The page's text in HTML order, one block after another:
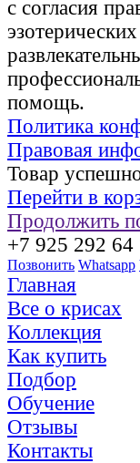
с согласия
помощь.
Политика
Правовая
Товар
Перейти в
Продолжить
+7 925 292 64
Позвонить Whatsapp
Главная
Все о крисах
Коллекция
Как купить
Подбор
Обучение
Отзывы
Контакты